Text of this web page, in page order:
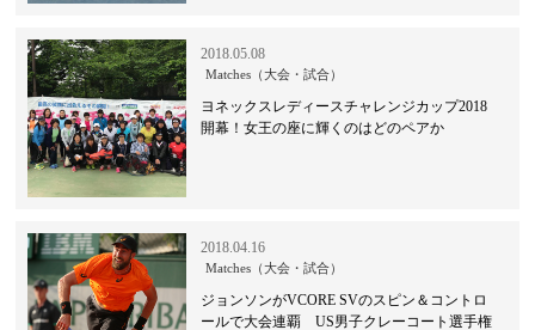
2018.05.08
Matches（大会・試合）
ヨネックスレディースチャレンジカップ2018
開幕！女王の座に輝くのはどのペアか
2018.04.16
Matches（大会・試合）
ジョンソンがVCORE SVのスピン＆コントロ
ールで大会連覇 US男子クレーコート選手権